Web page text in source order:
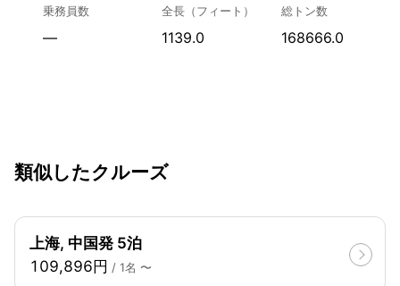
乗務員数
—
全長（フィート）
1139.0
総トン数
168666.0
類似したクルーズ
上海, 中国発 5泊
109,896円 / 1名 〜